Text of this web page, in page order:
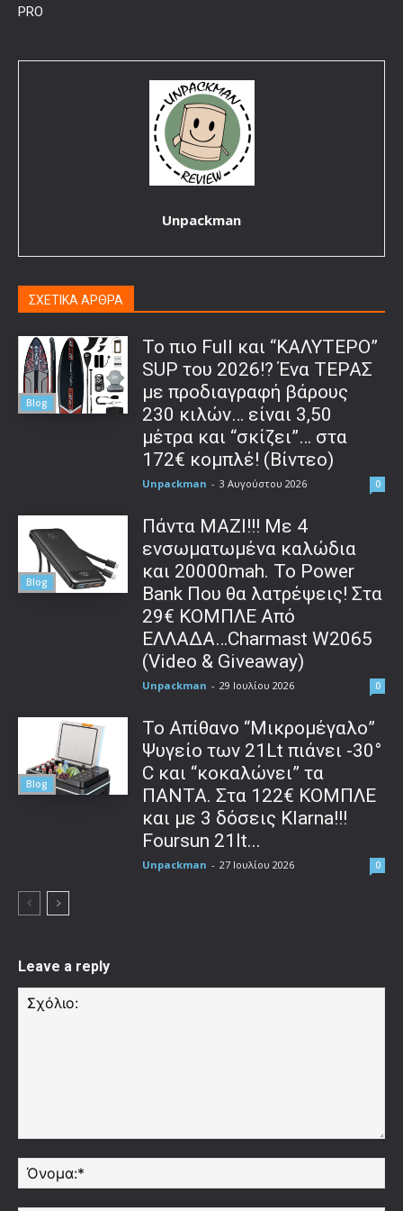
PRO
Unpackman
ΣΧΕΤΙΚΑ ΑΡΘΡΑ
Blog
To πιο Full και “ΚΑΛΥΤΕΡΟ”
SUP του 2026!? Ένα ΤΕΡΑΣ
με προδιαγραφή βάρους
230 κιλών… είναι 3,50
μέτρα και “σκίζει”… στα
172€ κομπλέ! (Βίντεο)
Unpackman - 3 Αυγούστου 2026 0
Blog
Πάντα ΜΑΖΙ!!! Με 4
ενσωματωμένα καλώδια
και 20000mah. Το Power
Bank Που θα λατρέψεις! Στα
29€ ΚΟΜΠΛΕ Από
ΕΛΛΑΔΑ…Charmast W2065
(Video & Giveaway)
Unpackman - 29 Ιουλίου 2026 0
Blog
Το Απίθανο “Μικρομέγαλο”
Ψυγείο των 21Lt πιάνει -30°
C και “κοκαλώνει” τα
ΠΑΝΤΑ. Στα 122€ ΚΟΜΠΛΕ
και με 3 δόσεις Klarna!!!
Foursun 21lt...
Unpackman - 27 Ιουλίου 2026 0
Leave a reply